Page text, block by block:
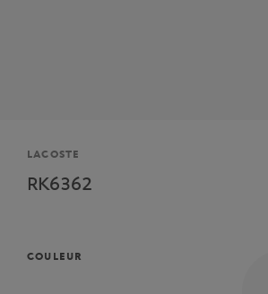
Marque
LACOSTE
RK6362
COULEUR